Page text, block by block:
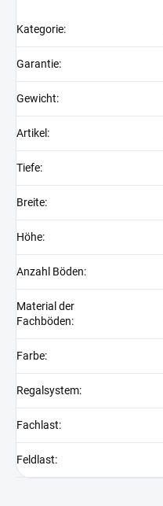
Kategorie:
Garantie:
Gewicht:
Artikel :
Tiefe:
Breite:
Höhe:
Anzahl Böden:
Material der
Fachböden:
Farbe:
Regalsystem:
Fachlast:
Feldlast: